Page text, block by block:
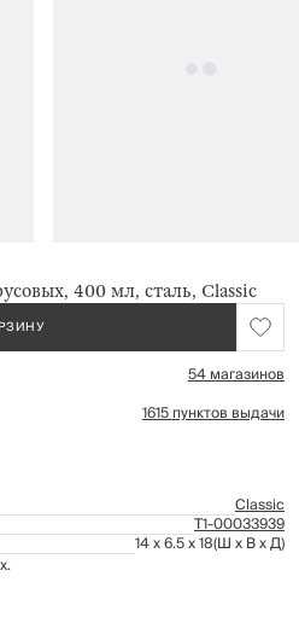
400 мл, сталь, Classic
54 магазинов
1615 пунктов выдачи
Classic
Т1-00033939
14 x 6.5 x 18(Ш x В x Д)